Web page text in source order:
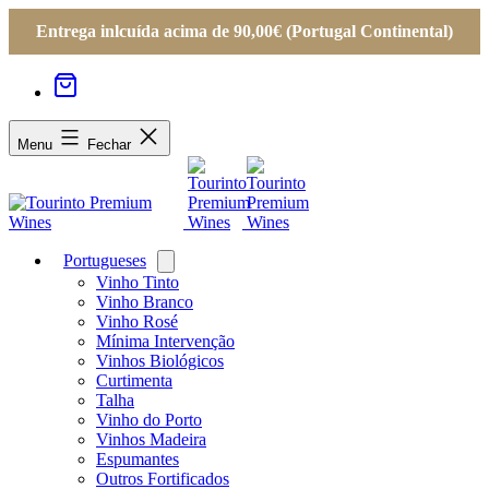
Entrega inlcuída acima de 90,00€ (Portugal Continental)
Menu Fechar
Portugueses
menu
Vinho Tinto
Vinho Branco
Vinho Rosé
Mínima Intervenção
Vinhos Biológicos
Curtimenta
Talha
Vinho do Porto
Vinhos Madeira
Espumantes
Outros Fortificados